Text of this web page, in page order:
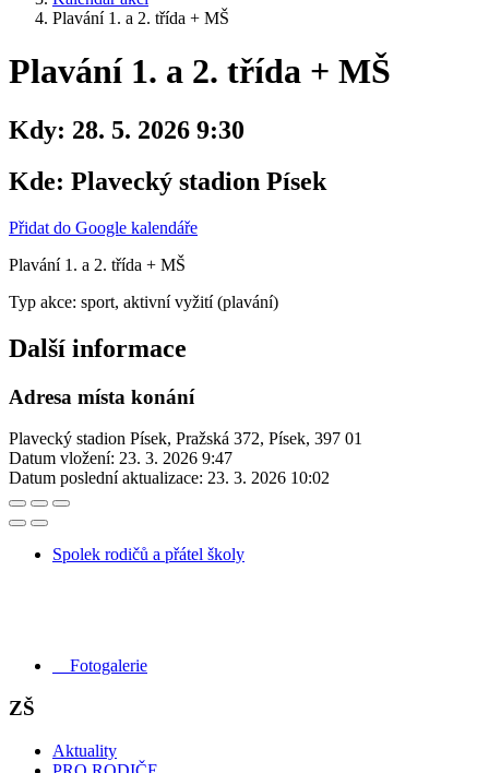
Plavání 1. a 2. třída + MŠ
Plavání 1. a 2. třída + MŠ
Kdy: 28. 5. 2026 9:30
Kde: Plavecký stadion Písek
Přidat do Google kalendáře
Plavání 1. a 2. třída + MŠ
Typ akce: sport, aktivní vyžití (plavání)
Další informace
Adresa místa konání
Plavecký stadion Písek, Pražská 372, Písek, 397 01
Datum vložení: 23. 3. 2026 9:47
Datum poslední aktualizace: 23. 3. 2026 10:02
Spolek rodičů a přátel školy
Fotogalerie
ZŠ
Aktuality